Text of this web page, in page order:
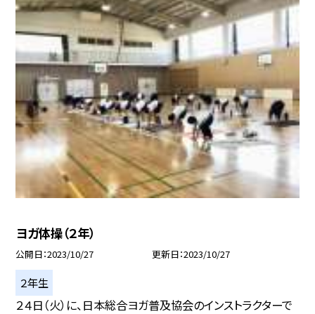
ヨガ体操（２年）
公開日 2023/10/27 更新日 2023/10/27
２年生
２４日（火）に、日本総合ヨガ普及協会のインストラクターで